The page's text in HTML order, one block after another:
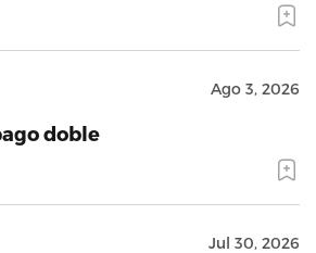
Ago 3, 2026
doble
Jul 30, 2026